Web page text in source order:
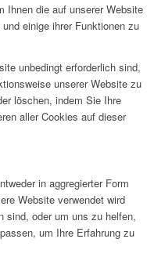
Ihnen die auf unserer Website
einige ihrer Funktionen zu
unbedingt erforderlich sind,
unserer Website zu
löschen, indem Sie Ihre
aller Cookies auf dieser
in aggregierter Form
Website verwendet wird
sind, oder um uns zu helfen,
um Ihre Erfahrung zu